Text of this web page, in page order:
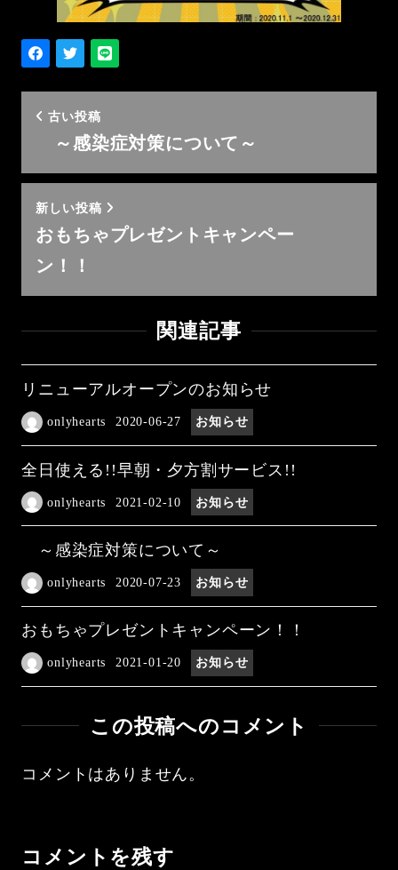
古い投稿
～感染症対策について～
新しい投稿
おもちゃプレゼントキャンペー
ン！！
関連記事
リニューアルオープンのお知らせ
onlyhearts 2020-06-27 お知らせ
全日使える!!早朝・夕方割サービス!!
onlyhearts 2021-02-10 お知らせ
～感染症対策について～
onlyhearts 2020-07-23 お知らせ
おもちゃプレゼントキャンペーン！！
onlyhearts 2021-01-20 お知らせ
この投稿へのコメント
コメントはありません。
コメントを残す